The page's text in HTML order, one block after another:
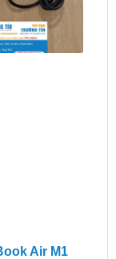
Air M1